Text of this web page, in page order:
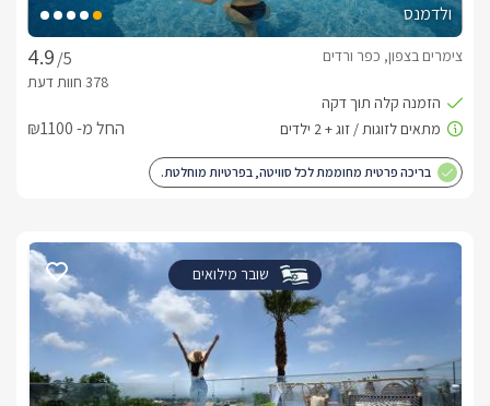
ולדמנס
/5
צימרים בצפון, כפר ורדים
החל מ- ₪1100
בריכה פרטית מחוממת לכל סוויטה, בפרטיות מוחלטת.
שובר מילואים